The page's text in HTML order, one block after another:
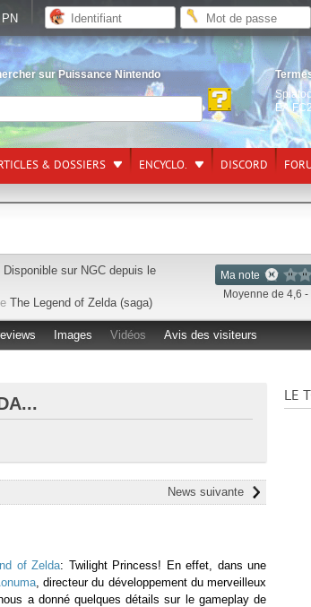
sur Puissance Nintendo
EA
& DOSSIERS ENCYCLO. DISCORD
Ma note
Moyenne de 4,6 -
Disponible sur NGC depuis le
The Legend of Zelda (saga)
Images Vidéos Avis des visiteurs
News suivante
of Zelda: Twilight Princess! En effet, dans une
, directeur du développement du merveilleux
a donné quelques détails sur le gameplay de
LE